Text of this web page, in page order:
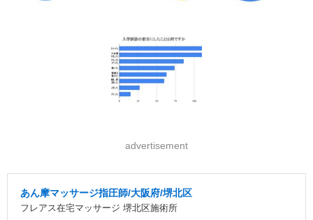
advertisement
あん摩マッサージ指圧師/大阪府/堺北区
フレアス在宅マッサージ 堺北区施術所